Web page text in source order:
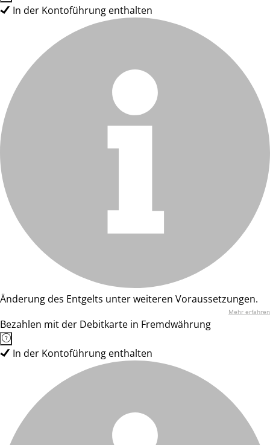
In der Kontoführung enthalten
Änderung des Entgelts unter weiteren Voraussetzungen.
Mehr erfahren
Bezahlen mit der Debitkarte in Fremdwährung
In der Kontoführung enthalten